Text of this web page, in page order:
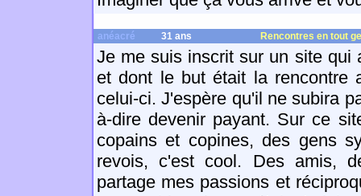
anéacré 31 ans Rencontres en tout
Je me suis inscrit sur un site qui
et dont le but était la rencontre
celui-ci. J'espère qu'il ne subira
à-dire devenir payant. Sur ce
copains et copines, des gens
revois, c'est cool. Des amis,
partage mes passions et